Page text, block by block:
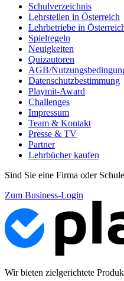
Schulverzeichnis
Lehrstellen in Österreich
Lehrbetriebe in
Spielregeln
Neuigkeiten
Quizautoren
AGB/
Datenschutzbestimmung
Playmit-Award
Challenges
Impressum
Team & Kontakt
Presse & TV
Partner
Lehrbücher kaufen
Sind Sie eine Firma oder
Zum Business-Login
Wir bieten zielgerichtete